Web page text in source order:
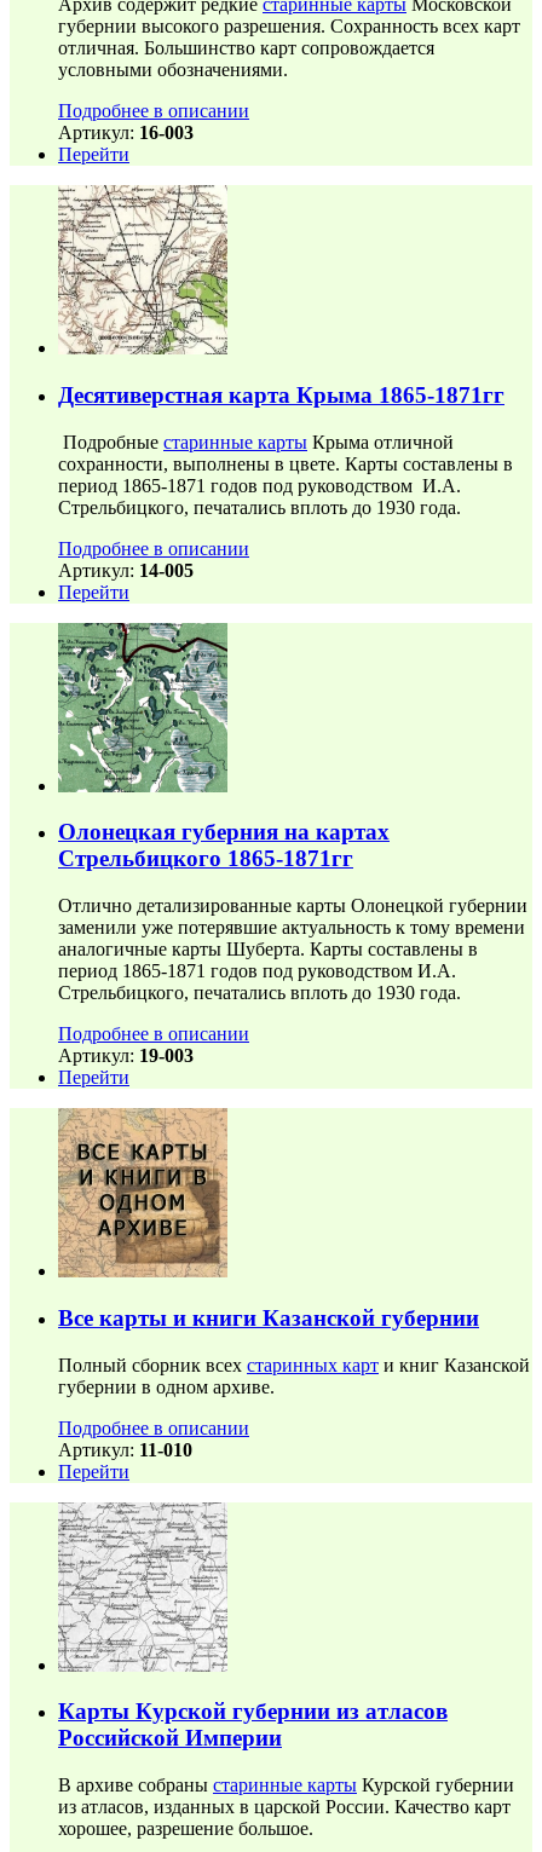
Архив содержит редкие старинные карты Московской
губернии высокого разрешения. Сохранность всех карт
отличная. Большинство карт сопровождается
условными обозначениями.
Подробнее в описании
Артикул: 16-003
Перейти
Десятиверстная карта Крыма 1865-1871гг
Подробные старинные карты Крыма отличной
сохранности, выполнены в цвете. Карты составлены в
период 1865-1871 годов под руководством И.А.
Стрельбицкого, печатались вплоть до 1930 года.
Подробнее в описании
Артикул: 14-005
Перейти
Олонецкая губерния на картах
Стрельбицкого 1865-1871гг
Отлично детализированные карты Олонецкой губернии
заменили уже потерявшие актуальность к тому времени
аналогичные карты Шуберта. Карты составлены в
период 1865-1871 годов под руководством И.А.
Стрельбицкого, печатались вплоть до 1930 года.
Подробнее в описании
Артикул: 19-003
Перейти
Все карты и книги Казанской губернии
Полный сборник всех старинных карт и книг Казанской
губернии в одном архиве.
Подробнее в описании
Артикул: 11-010
Перейти
Карты Курской губернии из атласов
Российской Империи
В архиве собраны старинные карты Курской губернии
из атласов, изданных в царской России. Качество карт
хорошее, разрешение большое.